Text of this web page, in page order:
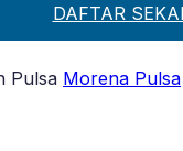
DAFTAR
Pulsa Morena Pulsa